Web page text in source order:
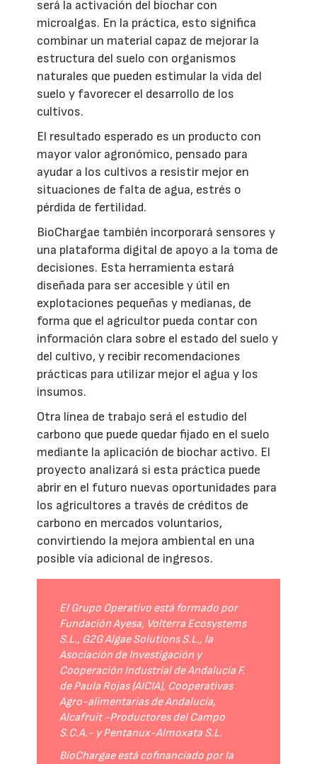
será la activación del biochar con
microalgas. En la práctica, esto significa
combinar un material capaz de mejorar la
estructura del suelo con organismos
naturales que pueden estimular la vida del
suelo y favorecer el desarrollo de los
cultivos.
El resultado esperado es un producto con
mayor valor agronómico, pensado para
ayudar a los cultivos a resistir mejor en
situaciones de falta de agua, estrés o
pérdida de fertilidad.
BioChargae también incorporará sensores y
una plataforma digital de apoyo a la toma de
decisiones. Esta herramienta estará
diseñada para ser accesible y útil en
explotaciones pequeñas y medianas, de
forma que el agricultor pueda contar con
información clara sobre el estado del suelo y
del cultivo, y recibir recomendaciones
prácticas para utilizar mejor el agua y los
insumos.
Otra línea de trabajo será el estudio del
carbono que puede quedar fijado en el suelo
mediante la aplicación de biochar activo. El
proyecto analizará si esta práctica puede
abrir en el futuro nuevas oportunidades para
los agricultores a través de créditos de
carbono en mercados voluntarios,
convirtiendo la mejora ambiental en una
posible vía adicional de ingresos.
El Grupo Operativo está formado por
Fundación Ayesa, Volterra Ecosystems
S.L., G2G Algae Solutions S.L., la
Asociación de Investigación y
Cooperación Industrial de Andalucía F.
de Paula Rojas (AICIA), Cooperativas
Agro-alimentarias de Andalucía,
Alcafruit -Productores del Campo
S.C.A.- y Pentanux-Almoxata S.L.
BioChargae está cofinanciado por la